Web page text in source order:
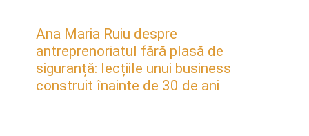
Ana Maria Ruiu despre
antreprenoriatul fără plasă de
siguranță: lecțiile unui business
construit înainte de 30 de ani